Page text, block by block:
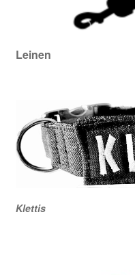
Leinen
Klettis